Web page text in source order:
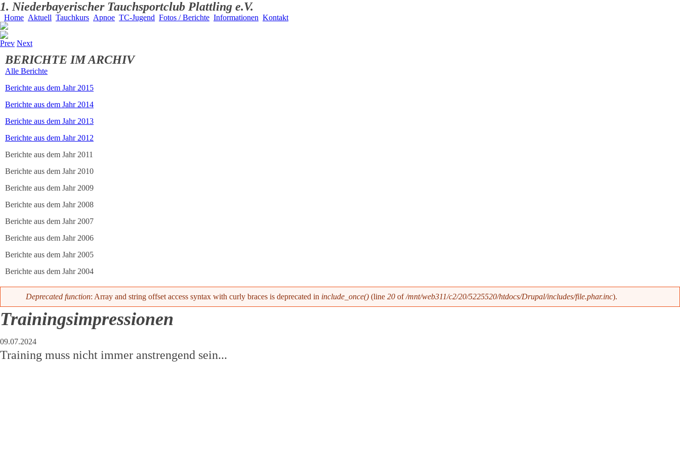
1. Niederbayerischer Tauchsportclub Plattling e.V.
Home Aktuell Tauchkurs Apnoe TC-Jugend Fotos / Berichte Informationen Kontakt
Prev Next
BERICHTE IM ARCHIV
Alle Berichte
Berichte aus dem Jahr 2015
Berichte aus dem Jahr 2014
Berichte aus dem Jahr 2013
Berichte aus dem Jahr 2012
Berichte aus dem Jahr 2011
Berichte aus dem Jahr 2010
Berichte aus dem Jahr 2009
Berichte aus dem Jahr 2008
Berichte aus dem Jahr 2007
Berichte aus dem Jahr 2006
Berichte aus dem Jahr 2005
Berichte aus dem Jahr 2004
Fehlermeldung
Deprecated function: Array and string offset access syntax with curly braces is deprecated in include_once() (line 20 of/mnt/web311/c2/20/5225520/htdocs/Drupal/includes/file.phar.inc).
Trainingsimpressionen
09.07.2024
Training muss nicht immer anstrengend sein...